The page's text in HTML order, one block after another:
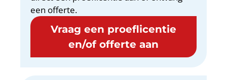
een offerte.
Vraag een proeflicentie
en/of offerte aan